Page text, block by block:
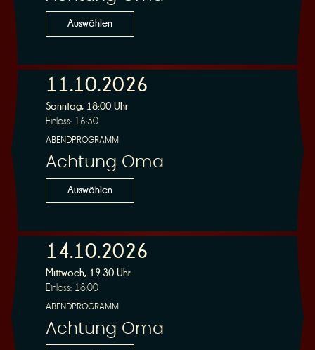
n
g
Auswählen
11.10.2026
Sonntag, 18:00 Uhr
Einlass: 16:30
ABENDPROGRAMM
Achtung Oma
Auswählen
14.10.2026
Mittwoch, 19:30 Uhr
Einlass: 18:00
ABENDPROGRAMM
Achtung Oma